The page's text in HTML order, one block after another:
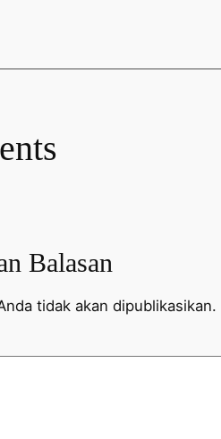
Balasan
tidak akan dipublikasikan.